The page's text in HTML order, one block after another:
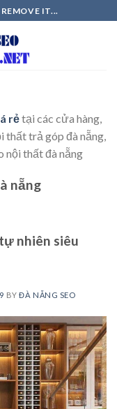
IT...
rẻtại các cửa hàng,
thất trả góp đà nẵng,
nội thất đà nẵng
nẵng
nhiên siêu
BYĐÀ NẴNG SEO